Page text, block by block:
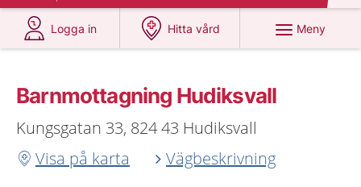
Logga in
på 1177.se
Hitta vård
på 1177.se
Meny
Barnmottagning Hudiksvall
Kungsgatan 33, 824 43 Hudiksvall
Visa på karta
Vägbeskrivning